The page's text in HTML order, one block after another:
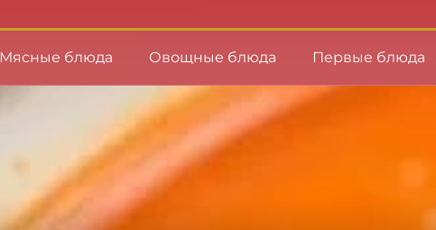
Мясные блюда Овощные блюда Первые блюда